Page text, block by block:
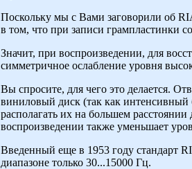
Поскольку мы с Вами заговорили об
в том, что при записи грампластинки
Значит, при воспроизведении, для
симметричное ослабление уровня
Вы спросите, для чего это делается.
виниловый диск (так как интенсивный
располагать их на большем
воспроизведении также уменьшает
Введенный еще в 1953 году стандарт
диапазоне только 30...15000 Гц.